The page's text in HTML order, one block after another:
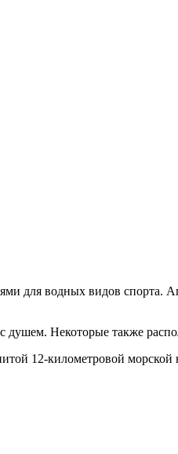
для водных видов спорта.
душем. Некоторые также
12-километровой